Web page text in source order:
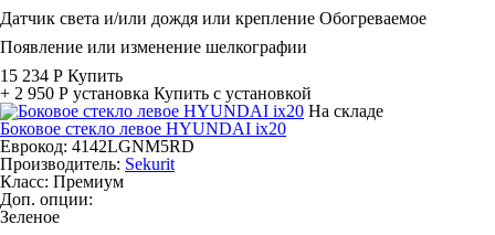
Датчик света и/или дождя или крепление Обогреваемое
Появление или изменение шелкографии
15 234 Р Купить
+ 2 950 Р установка Купить с установкой
На складе
Боковое стекло левое HYUNDAI ix20
Еврокод: 4142LGNM5RD
Производитель: Sekurit
Класс: Премиум
Доп. опции:
Зеленое